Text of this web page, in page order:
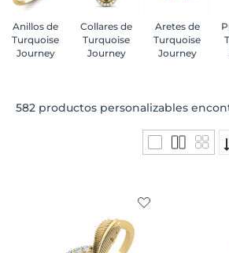
Anillos de
Turquoise
Journey
Collares de
Turquoise
Journey
Aretes de
Turquoise
Journey
582 productos personalizables